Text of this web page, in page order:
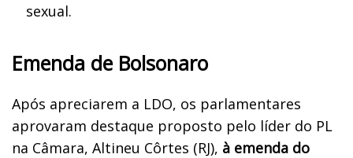
sexual.
Emenda de Bolsonaro
Após apreciarem a LDO, os parlamentares
aprovaram destaque proposto pelo líder do PL
na Câmara, Altineu Côrtes (RJ), à emenda do